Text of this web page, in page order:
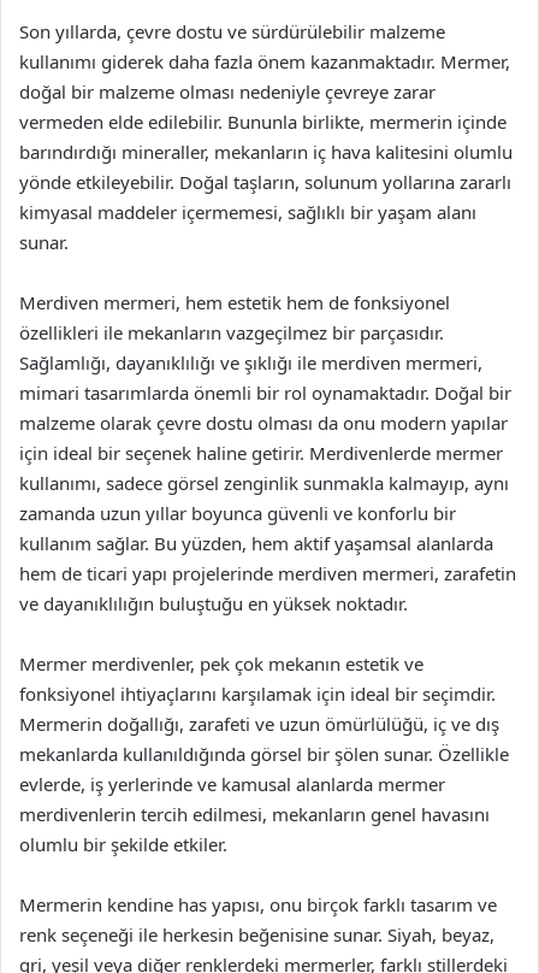
Son yıllarda, çevre dostu ve sürdürülebilir malzeme
kullanımı giderek daha fazla önem kazanmaktadır. Mermer,
doğal bir malzeme olması nedeniyle çevreye zarar
vermeden elde edilebilir. Bununla birlikte, mermerin içinde
barındırdığı mineraller, mekanların iç hava kalitesini olumlu
yönde etkileyebilir. Doğal taşların, solunum yollarına zararlı
kimyasal maddeler içermemesi, sağlıklı bir yaşam alanı
sunar.
Merdiven mermeri, hem estetik hem de fonksiyonel
özellikleri ile mekanların vazgeçilmez bir parçasıdır.
Sağlamlığı, dayanıklılığı ve şıklığı ile merdiven mermeri,
mimari tasarımlarda önemli bir rol oynamaktadır. Doğal bir
malzeme olarak çevre dostu olması da onu modern yapılar
için ideal bir seçenek haline getirir. Merdivenlerde mermer
kullanımı, sadece görsel zenginlik sunmakla kalmayıp, aynı
zamanda uzun yıllar boyunca güvenli ve konforlu bir
kullanım sağlar. Bu yüzden, hem aktif yaşamsal alanlarda
hem de ticari yapı projelerinde merdiven mermeri, zarafetin
ve dayanıklılığın buluştuğu en yüksek noktadır.
Mermer merdivenler, pek çok mekanın estetik ve
fonksiyonel ihtiyaçlarını karşılamak için ideal bir seçimdir.
Mermerin doğallığı, zarafeti ve uzun ömürlülüğü, iç ve dış
mekanlarda kullanıldığında görsel bir şölen sunar. Özellikle
evlerde, iş yerlerinde ve kamusal alanlarda mermer
merdivenlerin tercih edilmesi, mekanların genel havasını
olumlu bir şekilde etkiler.
Mermerin kendine has yapısı, onu birçok farklı tasarım ve
renk seçeneği ile herkesin beğenisine sunar. Siyah, beyaz,
gri, yeşil veya diğer renklerdeki mermerler, farklı stillerdeki